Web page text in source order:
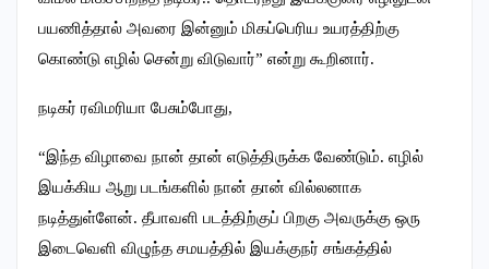
பயணித்தால் அவரை இன்னும் மிகப்பெரிய உயரத்திற்கு
கொண்டு எழில் சென்று விடுவார்” என்று கூறினார்.
நடிகர் ரவிமரியா பேசும்போது,
“இந்த விழாவை நான் தான் எடுத்திருக்க வேண்டும். எழில்
இயக்கிய ஆறு படங்களில் நான் தான் வில்லனாக
நடித்துள்ளேன். தீபாவளி படத்திற்குப் பிறகு அவருக்கு ஒரு
இடைவெளி விழுந்த சமயத்தில் இயக்குநர் சங்கத்தில்